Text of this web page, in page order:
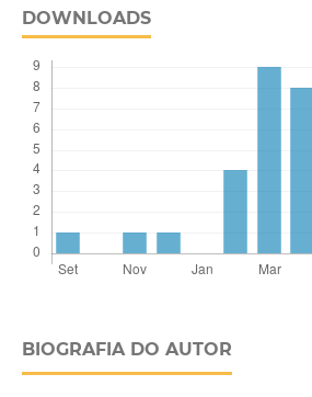
DOWNLOADS
BIOGRAFIA DO AUTOR